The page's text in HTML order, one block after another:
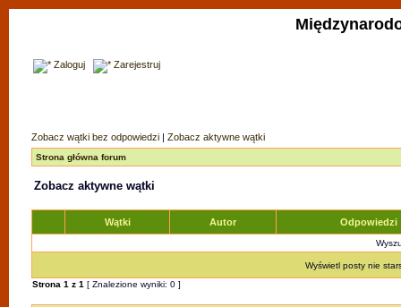
Zaloguj Zarejestruj
Zobacz wątki bez odpowiedzi | Zobacz aktywne wątki
Strona główna forum
Zobacz aktywne wątki
Wątki Autor Odpowiedzi
Wyświetl posty nie
Strona 1 z 1 [ Znalezione wyniki: 0 ]